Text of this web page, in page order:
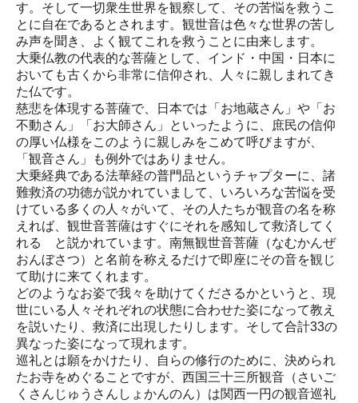
す。そして一切衆生世界を観察して、その苦悩を救うこ
とに自在であるとされます。観世音は色々な世界の苦し
み声を聞き、よく観てこれを救うことに由来します。
大乗仏教の代表的な菩薩として、インド・中国・日本に
おいても古くから非常に信仰され、人々に親しまれてき
た仏です。
慈悲を体現する菩薩で、日本では「お地蔵さん」や「お
不動さん」「お大師さん」といったように、庶民の信仰
の厚い仏様をこのように親しみをこめて呼びますが、
「観音さん」も例外ではありません。
大乗経典である法華経の普門品というチャプターに、諸
難救済の功徳が説かれていまして、いろいろな苦悩を受
けている多くの人々がいて、その人たちが観音の名を称
えれば、観世音菩薩はすぐにそれを感知して救済してく
れる と説かれています。南無観世音菩薩（なむかんぜ
おんぼさつ）と名前を称えるだけで即座にその音を観じ
て助けに来てくれます。
どのようなお姿で我々を助けてくださるかというと、現
世にいる人々それぞれの状態に合わせた姿になって教え
を説いたり、救済に出現したりします。そして合計33の
異なった姿になって現れます。
巡礼とは願をかけたり、自らの修行のために、決められ
たお寺をめぐることですが、西国三十三所観音（さいご
くさんじゅうさんしょかんのん）は関西一円の観音巡礼